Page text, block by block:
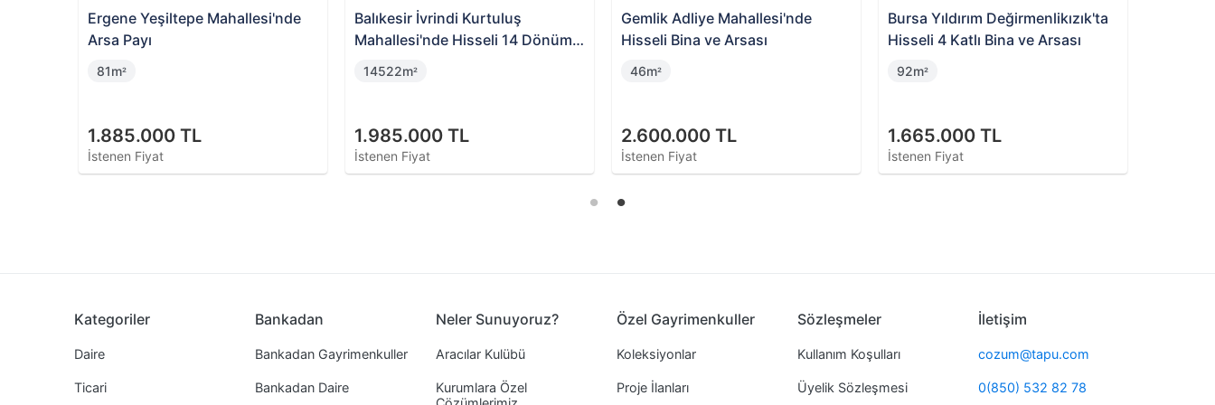
Ergene Yeşiltepe Mahallesi'nde
Arsa Payı
1.885.000 TL
İstenen Fiyat
81m²
Balıkesir İvrindi Kurtuluş
Mahallesi'nde Hisseli 14 Dönüm
Tarla
1.985.000 TL
İstenen Fiyat
14522m²
Gemlik Adliye Mahallesi'nde
Hisseli Bina ve Arsası
2.600.000 TL
İstenen Fiyat
46m²
Bursa Yıldırım Değirmenlikızık'ta
Hisseli 4 Katlı Bina ve Arsası
1.665.000 TL
İstenen Fiyat
92m²
Kategoriler
Daire
Ticari
Bankadan
Bankadan Gayrimenkuller
Bankadan Daire
Neler Sunuyoruz?
Aracılar Kulübü
Kurumlara Özel
Özel Gayrimenkuller
Koleksiyonlar
Proje İlanları
Sözleşmeler
Kullanım Koşulları
Üyelik Sözleşmesi
İletişim
cozum@tapu.com
0(850) 532 82 78